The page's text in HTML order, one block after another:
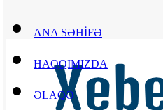
ANA SƏHİFƏ
HAQQIMIZDA
ƏLAQƏ